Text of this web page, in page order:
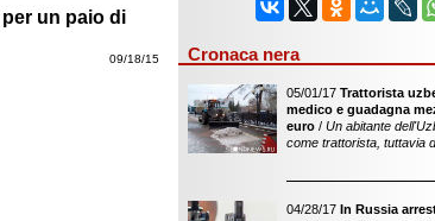
un paio di
09/18/15 Cronaca nera
05/01/17 Trattorista
medico e guadagna
euro/ Un abitante
come trattorista, tuttavia
04/28/17 In Russia